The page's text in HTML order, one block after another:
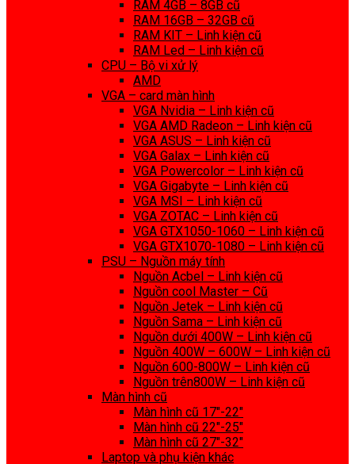
RAM 4GB – 8GB cũ
RAM 16GB – 32GB cũ
RAM KIT – Linh kiện cũ
RAM Led – Linh kiện cũ
CPU – Bộ vi xử lý
AMD
VGA – card màn hình
VGA Nvidia – Linh kiện cũ
VGA AMD Radeon – Linh kiện cũ
VGA ASUS – Linh kiện cũ
VGA Galax – Linh kiện cũ
VGA Powercolor – Linh kiện cũ
VGA Gigabyte – Linh kiện cũ
VGA MSI – Linh kiện cũ
VGA ZOTAC – Linh kiện cũ
VGA GTX1050-1060 – Linh kiện cũ
VGA GTX1070-1080 – Linh kiện cũ
PSU – Nguồn máy tính
Nguồn Acbel – Linh kiện cũ
Nguồn cool Master – Cũ
Nguồn Jetek – Linh kiện cũ
Nguồn Sama – Linh kiện cũ
Nguồn dưới 400W – Linh kiện cũ
Nguồn 400W – 600W – Linh kiện cũ
Nguồn 600-800W – Linh kiện cũ
Nguồn trên800W – Linh kiện cũ
Màn hình cũ
Màn hình cũ 17″-22″
Màn hình cũ 22″-25″
Màn hình cũ 27″-32″
Laptop và phụ kiện khác